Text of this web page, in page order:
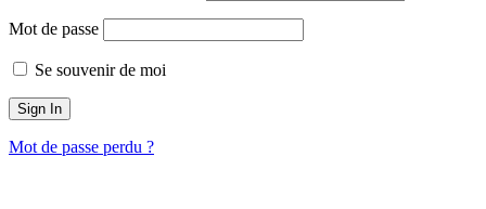
Mot de passe
Se souvenir de moi
Mot de passe perdu ?